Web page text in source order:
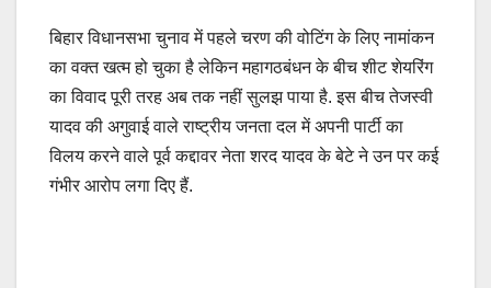
बिहार विधानसभा चुनाव में पहले चरण की वोटिंग के लिए नामांकन
का वक्त खत्म हो चुका है लेकिन महागठबंधन के बीच शीट शेयरिंग
का विवाद पूरी तरह अब तक नहीं सुलझ पाया है. इस बीच तेजस्वी
यादव की अगुवाई वाले राष्ट्रीय जनता दल में अपनी पार्टी का
विलय करने वाले पूर्व कद्दावर नेता शरद यादव के बेटे ने उन पर कई
गंभीर आरोप लगा दिए हैं.